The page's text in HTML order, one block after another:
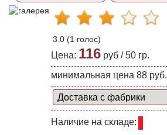
3.0 (1 голос)
Цена: 116 руб /50 гр.
минимальная цена 88 руб.
Наличие на складе: